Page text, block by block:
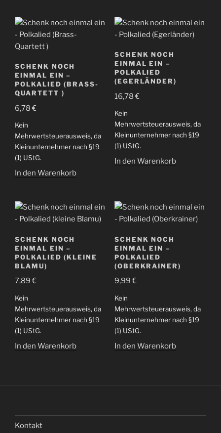
SCHENK NOCH
EINMAL EIN –
POLKALIED (BRASS-
QUARTETT )
6,78€
Kein
Mehrwertsteuerausweis, da
Kleinunternehmer nach §19
(1) UStG.
In den Warenkorb
SCHENK NOCH
EINMAL EIN –
POLKALIED
(EGERLÄNDER)
16,78€
Kein
Mehrwertsteuerausweis, da
Kleinunternehmer nach §19
(1) UStG.
In den Warenkorb
SCHENK NOCH
EINMAL EIN –
POLKALIED (KLEINE
BLAMU)
7,89€
Kein
Mehrwertsteuerausweis, da
Kleinunternehmer nach §19
(1) UStG.
In den Warenkorb
SCHENK NOCH
EINMAL EIN –
POLKALIED
(OBERKRAINER)
9,99€
Kein
Mehrwertsteuerausweis, da
Kleinunternehmer nach §19
(1) UStG.
In den Warenkorb
Kontakt